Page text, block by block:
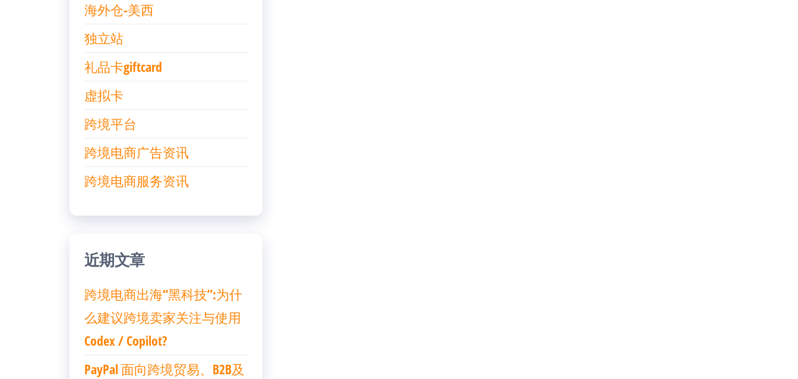
海外仓-美西
独立站
礼品卡giftcard
虚拟卡
跨境平台
跨境电商广告资讯
跨境电商服务资讯
近期文章
跨境电商出海“黑科技”:为什
么建议跨境卖家关注与使用
Codex / Copilot?
PayPal 面向跨境贸易、B2B及